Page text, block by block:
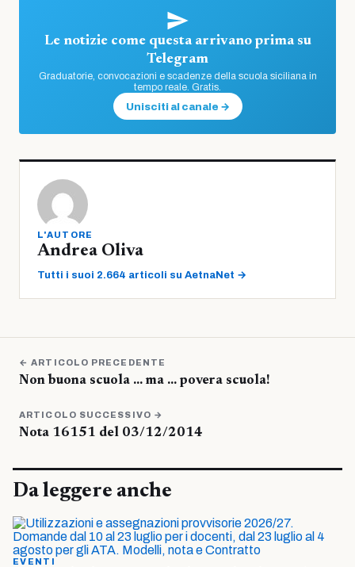
Le notizie come questa arrivano prima su
Telegram
Graduatorie, convocazioni e scadenze della scuola siciliana in
tempo reale. Gratis.
Unisciti al canale →
L'AUTORE
Andrea Oliva
Tutti i suoi 2.664 articoli su AetnaNet →
← ARTICOLO PRECEDENTE
Non buona scuola … ma … povera scuola!
ARTICOLO SUCCESSIVO →
Nota 16151 del 03/12/2014
Da leggere anche
EVENTI